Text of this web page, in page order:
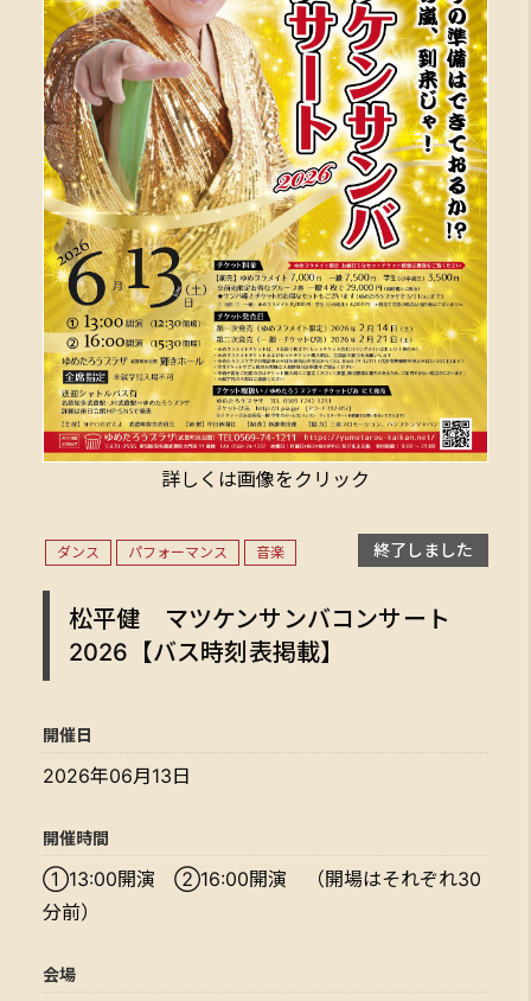
詳しくは画像をクリック
ダンス パフォーマンス 音楽 終了しました
松平健 マツケンサンバコンサート
2026【バス時刻表掲載】
開催日
2026年06月13日
開催時間
①13:00開演 ②16:00開演 （開場はそれぞれ30
分前）
会場